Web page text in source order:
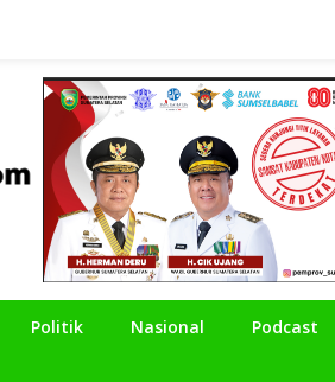
Politik Nasional Podcast